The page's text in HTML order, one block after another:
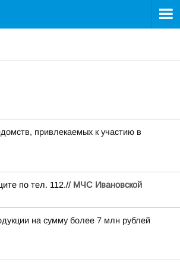
привлекаемых к участию в
по тел. 112.// МЧС Ивановской
на сумму более 7 млн рублей